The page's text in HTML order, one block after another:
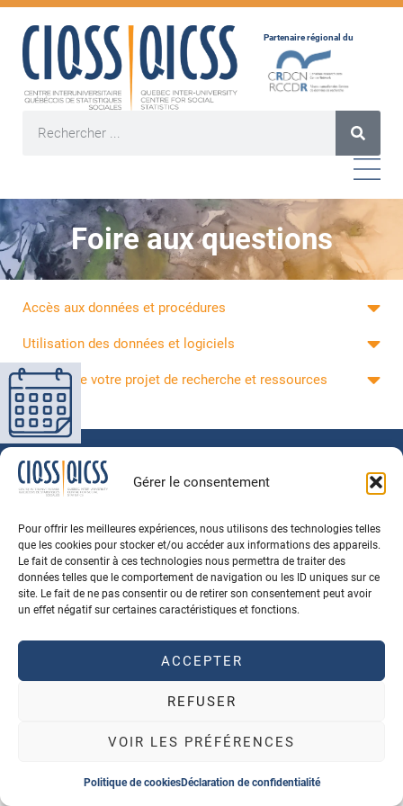
Gérer le consentement
Pour offrir les meilleures expériences, nous utilisons des technologies telles
que les cookies pour stocker et/ou accéder aux informations des appareils.
Le fait de consentir à ces technologies nous permettra de traiter des
données telles que le comportement de navigation ou les ID uniques sur ce
site. Le fait de ne pas consentir ou de retirer son consentement peut avoir
un effet négatif sur certaines caractéristiques et fonctions.
ACCEPTER
REFUSER
VOIR LES PRÉFÉRENCES
Politique de cookiesDéclaration de confidentialité
Partenaire régional du
Foire aux questions
Accès aux données et procédures
Utilisation des données et logiciels
Gestion de votre projet de recherche et ressources
CITEZ LE CIQSS BOURSES
ABONNEMENT À L'INFOLETTRE
Conditions d'utilisationPolitique de confidentialité
Agence PhDesign